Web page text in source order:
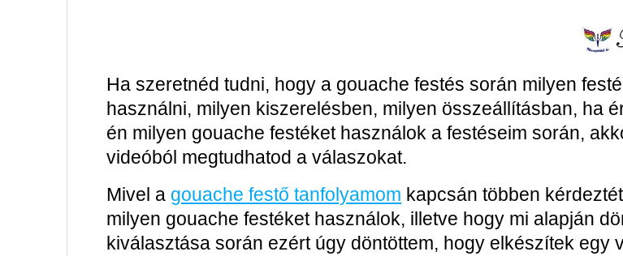
Ha szeretnéd tudni, hogy a gouache festés során milyen
használni, milyen kiszerelésben, milyen összeállításban, ha
én milyen gouache festéket használok a festéseim során,
videóból megtudhatod a válaszokat.
Mivel a gouache festő tanfolyamom kapcsán többen
milyen gouache festéket használok, illetve hogy mi alapján
kiválasztása során ezért úgy döntöttem, hogy elkészítek egy